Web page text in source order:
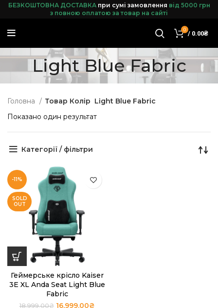
БЕЗКОШТОВНА ДОСТАВКАпри сумі замовлення від 5000 грн
з повною оплатою за товар на сайті
0 / 0.00₴
Light Blue Fabric
Головна Товар Колір Light Blue Fabric
Показано один результат
Категорії / фільтри
-11%
SOLD
OUT
Геймерське крісло Kaiser
3E XL Anda Seat Light Blue
Fabric
18,999.00₴ 16,999.00₴